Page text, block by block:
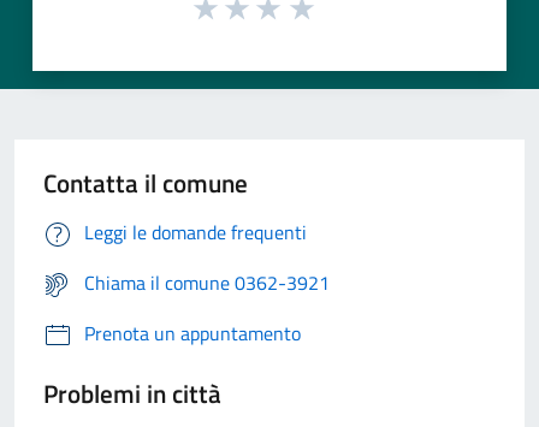
Contatta il comune
Leggi le domande frequenti
Chiama il comune 0362-3921
Prenota un appuntamento
Problemi in città